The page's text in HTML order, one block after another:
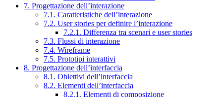
7. Progettazione dell’interazione
7.1. Caratteristiche dell’interazione
7.2. User stories per definire l’interazione
7.2.1. Differenza tra scenari e user stories
7.3. Flussi di interazione
7.4. Wireframe
7.5. Prototipi interattivi
8. Progettazione dell’interfaccia
8.1. Obiettivi dell’interfaccia
8.2. Elementi dell’interfaccia
8.2.1. Elementi di composizione